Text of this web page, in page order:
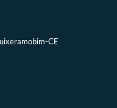
CE